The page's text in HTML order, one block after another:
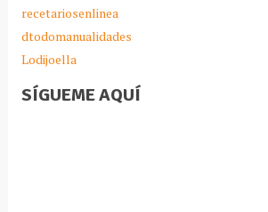
recetariosenlinea
dtodomanualidades
Lodijoella
SÍGUEME AQUÍ